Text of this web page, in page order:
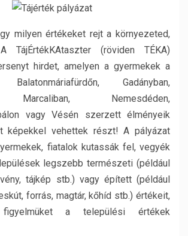
milyen értékeket rejt a környezeted,
TájÉrtékKAtaszter (röviden TÉKA)
hirdet, amelyen a gyermekek a
Balatonmáriafürdőn, Gadányban,
Marcaliban, Nemesdéden,
vagy Vésén szerzett élményeik
képekkel vehettek részt! A pályázat
fiatalok kutassák fel, vegyék
legszebb természeti (például
tájkép stb.) vagy épített (például
forrás, magtár, kőhíd stb.) értékeit,
a települési értékek